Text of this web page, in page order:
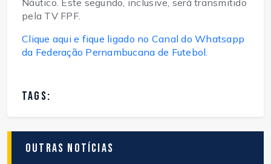
pela TV FPF.
Clique aqui e fique ligado no Canal do Whatsapp
da Federação Pernambucana de Futebol.
TAGS:
Outras Notícias